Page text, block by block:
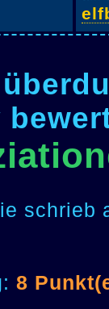
schrieb
8